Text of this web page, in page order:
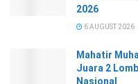
2026
6 AUGUST 2026
Mahatir
Juara 2
Nasional